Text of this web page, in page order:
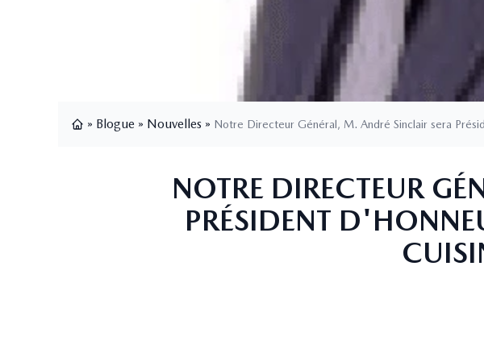
» Blogue » Nouvelles » Notre Directeur Général, M. André Sinclair sera
NOTRE DIRECTEUR
PRÉSIDENT